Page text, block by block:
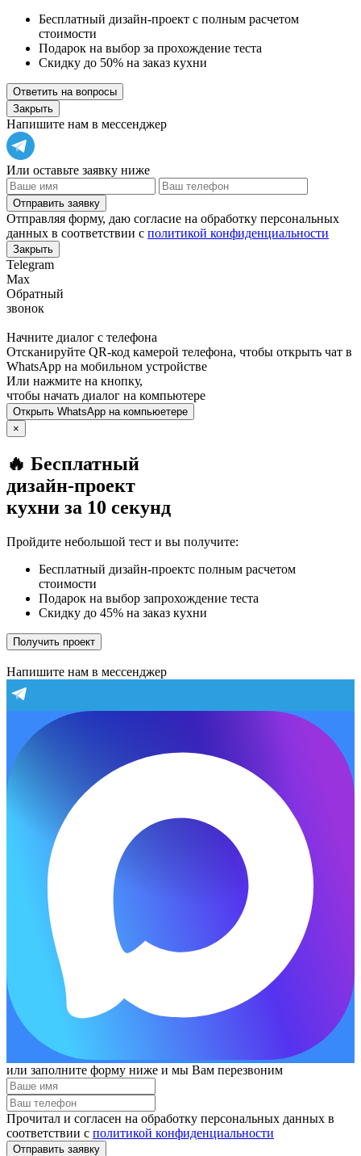
Бесплатный дизайн-проект с полным расчетом
стоимости
Подарок на выбор за прохождение теста
Скидку до 50% на заказ кухни
Ответить на вопросы
Закрыть
Напишите нам в мессенджер
Или оставьте заявку ниже
Отправить заявку
Отправляя форму, даю согласие на обработку персональных
данных в соответствии с политикой конфиденциальности
Закрыть
Telegram
Max
Обратный
звонок
Начните диалог с телефона
Отсканируйте QR-код камерой телефона, чтобы открыть чат в
WhatsApp на мобильном устройстве
Или нажмите на кнопку,
чтобы начать диалог на компьютере
Открыть WhatsApp на компьюетере
×
🔥 Бесплатный
дизайн-проект
кухни за 10 секунд
Пройдите небольшой тест и вы получите:
Бесплатный дизайн-проектс полным расчетом
стоимости
Подарок на выбор запрохождение теста
Скидку до 45% на заказ кухни
Получить проект
Напишите нам в мессенджер
или заполните форму ниже и мы Вам перезвоним
Прочитал и согласен на обработку персональных данных в
соответствии с политикой конфиденциальности
Отправить заявку